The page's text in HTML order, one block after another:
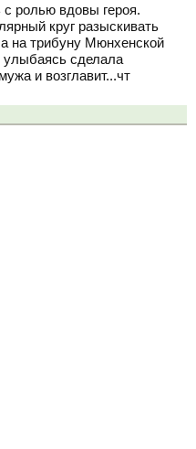
ролью вдовы героя.
круг разыскивать
на трибуну Мюнхенской
улыбаясь сделала
и возглавит...чт